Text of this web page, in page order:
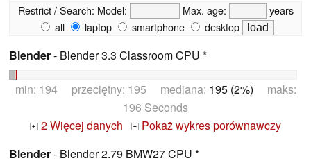
Restrict / Search: Model: Max. age:
years
all
laptop smartphone desktop
Blender- Blender 3.3 Classroom CPU *
min: 194 przeciętny: 195 mediana: 195 (2%) maks:
196 Seconds
+ 2 Więcej danych +
Pokaż wykres porównawczy
Blender- Blender 2.79 BMW27 CPU *